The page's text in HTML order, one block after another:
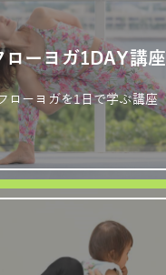
ローヨガ1DAY講座
ローヨガを1日で学ぶ講座